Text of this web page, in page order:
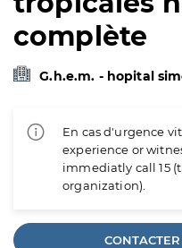
complète
G.h.e.m. - hopital
En cas d'urgence
experience or
immediatly call 15
organization).